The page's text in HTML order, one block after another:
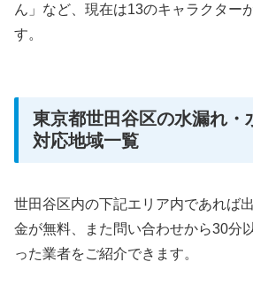
ん」など、現在は13のキャラクター
す。
東京都世田谷区の水漏れ・
対応地域一覧
世田谷区内の下記エリア内であれば
金が無料、また問い合わせから30分
った業者をご紹介できます。